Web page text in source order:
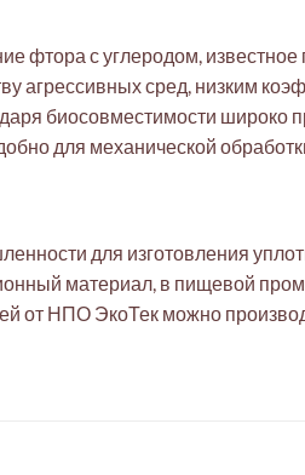
с углеродом, известное
агрессивных сред, низким
биосовместимости
для механической
для изготовления
материал, в пищевой
от НПО ЭкоТек можно